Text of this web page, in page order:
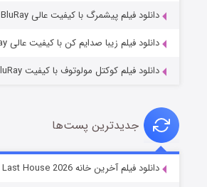
شوگر فصل ۲
دانلود فیلم پیشمرگ با کیفیت عالی BluRay
دانلود فیلم زیبا صدایم کن با کیفیت عالی BluRay
دانلود فیلم کوکتل مولوتوف با کیفیت BluRay
جدیدترین پست‌ها
دانلود فیلم آخرین خانه The Last House 2026